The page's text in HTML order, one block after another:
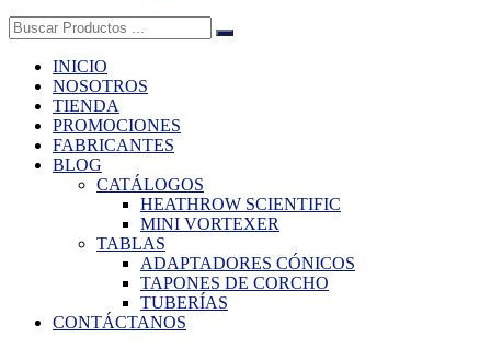
Buscar:
INICIO
NOSOTROS
TIENDA
PROMOCIONES
FABRICANTES
BLOG
CATÁLOGOS
HEATHROW SCIENTIFIC
MINI VORTEXER
TABLAS
ADAPTADORES CÓNICOS
TAPONES DE CORCHO
TUBERÍAS
CONTÁCTANOS